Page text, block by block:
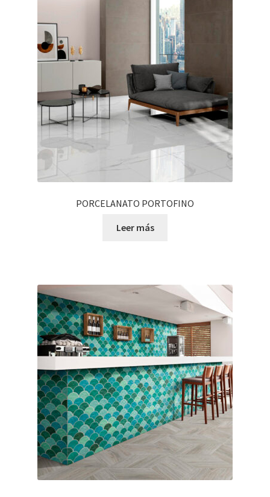
PORCELANATO PORTOFINO
Leer más